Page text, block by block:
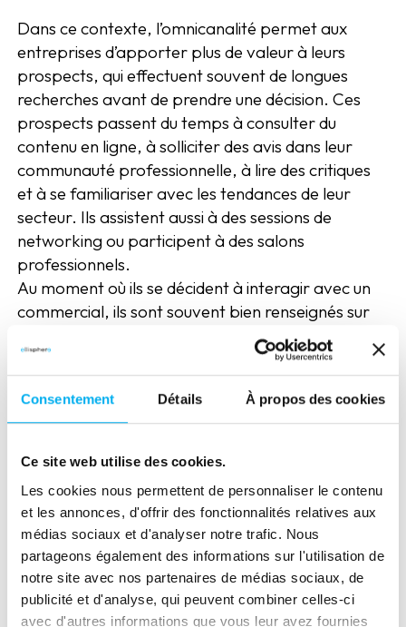
Consentement Détails À propos des cookies
Ce site web utilise des cookies.
Les cookies nous permettent de personnaliser le contenu
et les annonces, d'offrir des fonctionnalités relatives aux
médias sociaux et d'analyser notre trafic. Nous
partageons également des informations sur l'utilisation de
notre site avec nos partenaires de médias sociaux, de
publicité et d'analyse, qui peuvent combiner celles-ci
avec d'autres informations que vous leur avez fournies
Dans ce contexte, l’omnicanalité permet aux
entreprises d’apporter plus de valeur à leurs
prospects, qui effectuent souvent de longues
recherches avant de prendre une décision. Ces
prospects passent du temps à consulter du
contenu en ligne, à solliciter des avis dans leur
communauté professionnelle, à lire des critiques
et à se familiariser avec les tendances de leur
secteur. Ils assistent aussi à des sessions de
networking ou participent à des salons
professionnels.
Au moment où ils se décident à interagir avec un
commercial, ils sont souvent bien renseignés sur
l’entreprise et son offre. C’est à ce moment que
l’intervention d’un commercial devient cruciale,
car le prospect a besoin d’un contact à forte
valeur ajoutée, capable de répondre à des
questions spécifiques et de proposer des solutions
sur-mesure.
Repenser les réflexes
marketing et
commerciaux